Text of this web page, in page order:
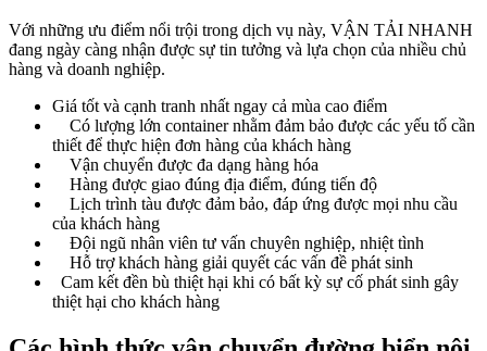
Với những ưu điểm nổi trội trong dịch vụ này, VẬN TẢI NHANH
đang ngày càng nhận được sự tin tưởng và lựa chọn của nhiều chủ
hàng và doanh nghiệp.
Giá tốt và cạnh tranh nhất ngay cả mùa cao điểm
Có lượng lớn container nhằm đảm bảo được các yếu tố cần
thiết để thực hiện đơn hàng của khách hàng
Vận chuyển được đa dạng hàng hóa
Hàng được giao đúng địa điểm, đúng tiến độ
Lịch trình tàu được đảm bảo, đáp ứng được mọi nhu cầu
của khách hàng
Đội ngũ nhân viên tư vấn chuyên nghiệp, nhiệt tình
Hỗ trợ khách hàng giải quyết các vấn đề phát sinh
Cam kết đền bù thiệt hại khi có bất kỳ sự cố phát sinh gây
thiệt hại cho khách hàng